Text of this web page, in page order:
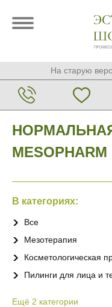
На старую
В категориях:
Все
Мезотерапия
Косметологическая
Пилинги для лица и
Ещё 2 категории